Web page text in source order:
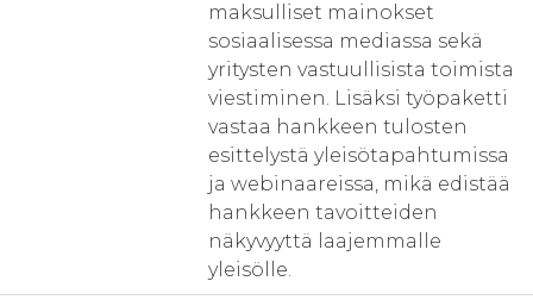
maksulliset mainokset
sosiaalisessa mediassa sekä
yritysten vastuullisista toimista
viestiminen. Lisäksi työpaketti
vastaa hankkeen tulosten
esittelystä yleisötapahtumissa
ja webinaareissa, mikä edistää
hankkeen tavoitteiden
näkyvyyttä laajemmalle
yleisölle.